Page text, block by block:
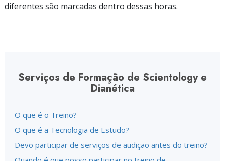
diferentes são marcadas dentro dessas horas.
Serviços de Formação de Scientology e
Dianética
O que é o Treino?
O que é a Tecnologia de Estudo?
Devo participar de serviços de audição antes do treino?